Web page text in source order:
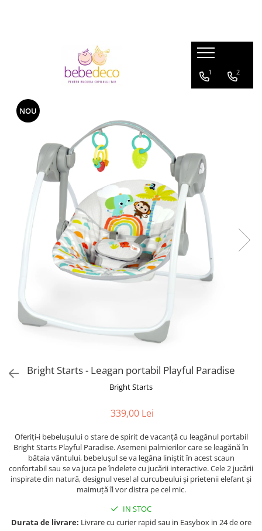
1 2
NOU
Bright Starts - Leagan portabil Playful Paradise
Bright Starts
339,00 Lei
Oferiți-i bebelușului o stare de spirit de vacanță cu leagănul portabil
Bright Starts Playful Paradise. Asemeni palmierilor care se leagănă în
bătaia vântului, bebelușul se va legăna liniștit în acest scaun
confortabil sau se va juca pe îndelete cu jucării interactive. Cele 2 jucării
inspirate din natură, designul vesel al curcubeului și prietenii elefant și
maimuță îl vor distra pe cel mic.
IN STOC
Durata de livrare: Livrare cu curier rapid sau in Easybox in 24 de ore